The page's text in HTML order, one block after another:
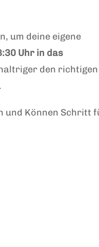
um deine eigene
Uhr in das
den richtigen
und Können Schritt